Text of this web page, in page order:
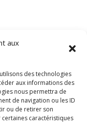
aux
des technologies
aux informations des
nous permettra de
de navigation ou les ID
ou de retirer son
caractéristiques